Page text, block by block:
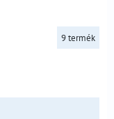
9termék